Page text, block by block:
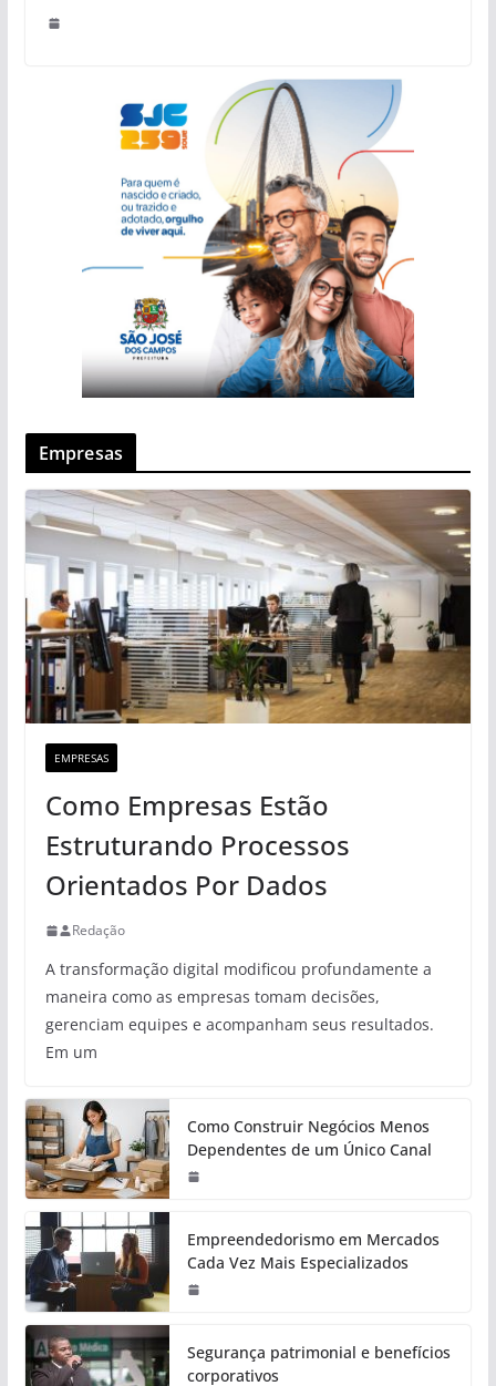
Empresas
EMPRESAS
Como Empresas Estão
Estruturando Processos
Orientados Por Dados
Redação
A transformação digital modificou profundamente a
maneira como as empresas tomam decisões,
gerenciam equipes e acompanham seus resultados.
Em um
Como Construir Negócios Menos
Dependentes de um Único Canal
Empreendedorismo em Mercados
Cada Vez Mais Especializados
Segurança patrimonial e benefícios
corporativos